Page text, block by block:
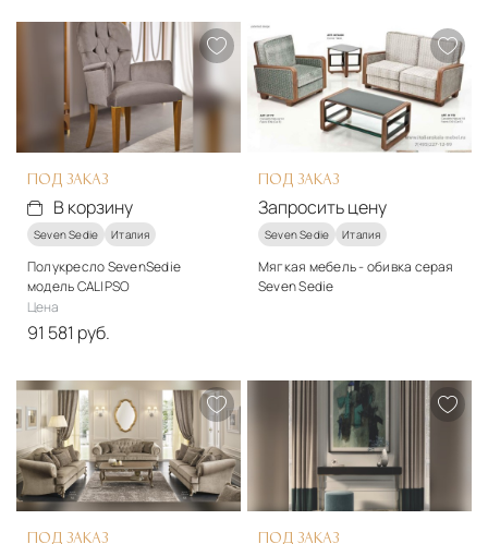
классический
Подробнее
Запросить цену
классический
Подробнее
Запросить цену
ПОД ЗАКАЗ
В корзину
Seven Sedie Италия
Полукресло SevenSedie
модель CALIPSO
Цена
91 581 руб.
классический
Подробнее
В корзину
ПОД ЗАКАЗ
Запросить цену
Seven Sedie Италия
Мягкая мебель - обивка серая
Seven Sedie
Подробнее
Запросить цену
ПОД ЗАКАЗ ПОД ЗАКАЗ